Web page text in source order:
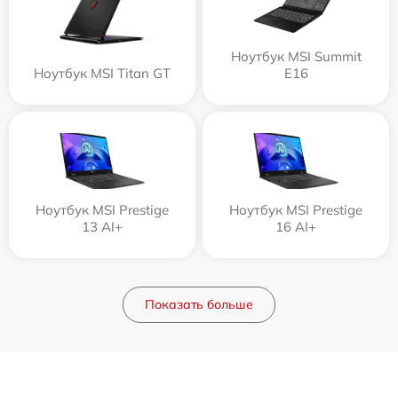
Ноутбук MSI Titan GT
Ноутбук MSI Summit
E16
Ноутбук MSI Prestige
13 AI+
Ноутбук MSI Prestige
16 AI+
Показать больше